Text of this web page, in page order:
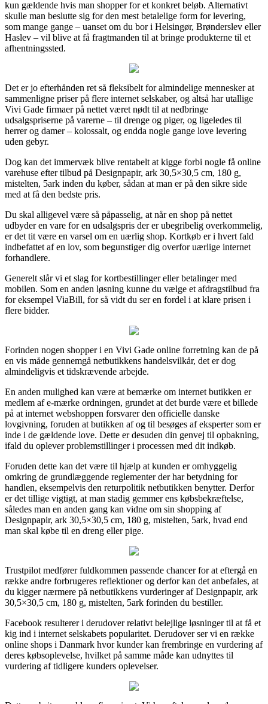
kun gældende hvis man shopper for et konkret beløb. Alternativt
skulle man beslutte sig for den mest betalelige form for levering,
som mange gange – uanset om du bor i Helsingør, Brønderslev eller
Haslev – vil blive at få fragtmanden til at bringe produkterne til et
afhentningssted.
Det er jo efterhånden ret så fleksibelt for almindelige mennesker at
sammenligne priser på flere internet selskaber, og altså har utallige
Vivi Gade firmaer på nettet været nødt til at nedbringe
udsalgspriserne på varerne – til drenge og piger, og ligeledes til
herrer og damer – kolossalt, og endda nogle gange love levering
uden gebyr.
Dog kan det immervæk blive rentabelt at kigge forbi nogle få online
varehuse efter tilbud på Designpapir, ark 30,5×30,5 cm, 180 g,
mistelten, 5ark inden du køber, sådan at man er på den sikre side
med at få den bedste pris.
Du skal alligevel være så påpasselig, at når en shop på nettet
udbyder en vare for en udsalgspris der er ubegribelig overkommelig,
er det tit være en varsel om en uærlig shop. Kortkøb er i hvert fald
indbefattet af en lov, som begunstiger dig overfor uærlige internet
forhandlere.
Generelt slår vi et slag for kortbestillinger eller betalinger med
mobilen. Som en anden løsning kunne du vælge et afdragstilbud fra
for eksempel ViaBill, for så vidt du ser en fordel i at klare prisen i
flere bidder.
Forinden nogen shopper i en Vivi Gade online forretning kan de på
en vis måde gennemgå netbutikkens handelsvilkår, det er dog
almindeligvis et tidskrævende arbejde.
En anden mulighed kan være at bemærke om internet butikken er
medlem af e-mærke ordningen, grundet at det burde være et billede
på at internet webshoppen forsvarer den officielle danske
lovgivning, foruden at butikken af og til besøges af eksperter som er
inde i de gældende love. Dette er desuden din genvej til opbakning,
ifald du oplever problemstillinger i processen med dit indkøb.
Foruden dette kan det være til hjælp at kunden er omhyggelig
omkring de grundlæggende reglementer der har betydning for
handlen, eksempelvis den returpolitik netbutikken benytter. Derfor
er det tillige vigtigt, at man stadig gemmer ens købsbekræftelse,
således man en anden gang kan vidne om sin shopping af
Designpapir, ark 30,5×30,5 cm, 180 g, mistelten, 5ark, hvad end
man skal købe til en dreng eller pige.
Trustpilot medfører fuldkommen passende chancer for at eftergå en
række andre forbrugeres reflektioner og derfor kan det anbefales, at
du kigger nærmere på netbutikkens vurderinger af Designpapir, ark
30,5×30,5 cm, 180 g, mistelten, 5ark forinden du bestiller.
Facebook resulterer i derudover relativt belejlige løsninger til at få et
kig ind i internet selskabets popularitet. Derudover ser vi en række
online shops i Danmark hvor kunder kan frembringe en vurdering af
deres købsoplevelse, hvilket på samme måde kan udnyttes til
vurdering af tidligere kunders oplevelser.